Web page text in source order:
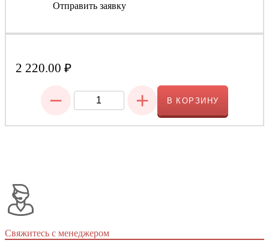
Отправить заявку
2 220.00 ₽
− + В КОРЗИНУ
Свяжитесь с менеджером